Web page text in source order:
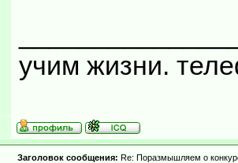
учим жизни.
Заголовок сообщения: Re: Поразмышляем о